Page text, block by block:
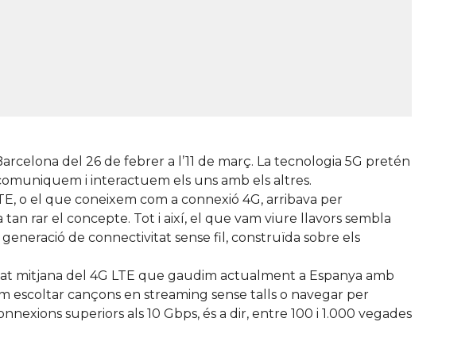
del 26 de febrer a l’11 de març. La tecnologia 5G pretén
i interactuem els uns amb els altres.
o el que coneixem com a connexió 4G, arribava per
rar el concepte. Tot i així, el que vam viure llavors sembla
de connectivitat sense fil, construïda sobre els
mitjana del 4G LTE que gaudim actualment a Espanya amb
escoltar cançons en streaming sense talls o navegar per
superiors als 10 Gbps, és a dir, entre 100 i 1.000 vegades